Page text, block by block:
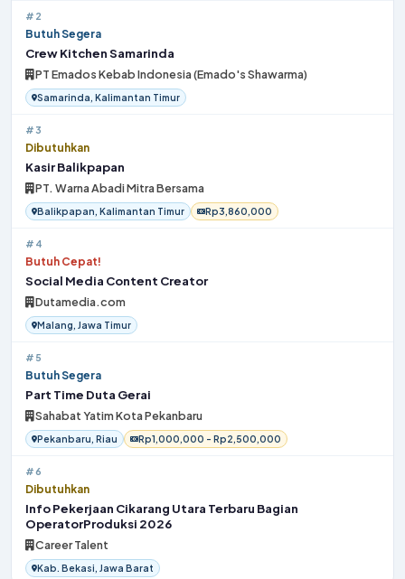
#2
Butuh Segera
Crew Kitchen Samarinda
PT Emados Kebab Indonesia (Emado's Shawarma)
Samarinda, Kalimantan Timur
#3
Dibutuhkan
Kasir Balikpapan
PT. Warna Abadi Mitra Bersama
Balikpapan, Kalimantan Timur Rp3,860,000
#4
Butuh Cepat!
Social Media Content Creator
Dutamedia.com
Malang, Jawa Timur
#5
Butuh Segera
Part Time Duta Gerai
Sahabat Yatim Kota Pekanbaru
Pekanbaru, Riau Rp1,000,000 - Rp2,500,000
#6
Dibutuhkan
Info Pekerjaan Cikarang Utara Terbaru Bagian
OperatorProduksi 2026
Career Talent
Kab. Bekasi, Jawa Barat